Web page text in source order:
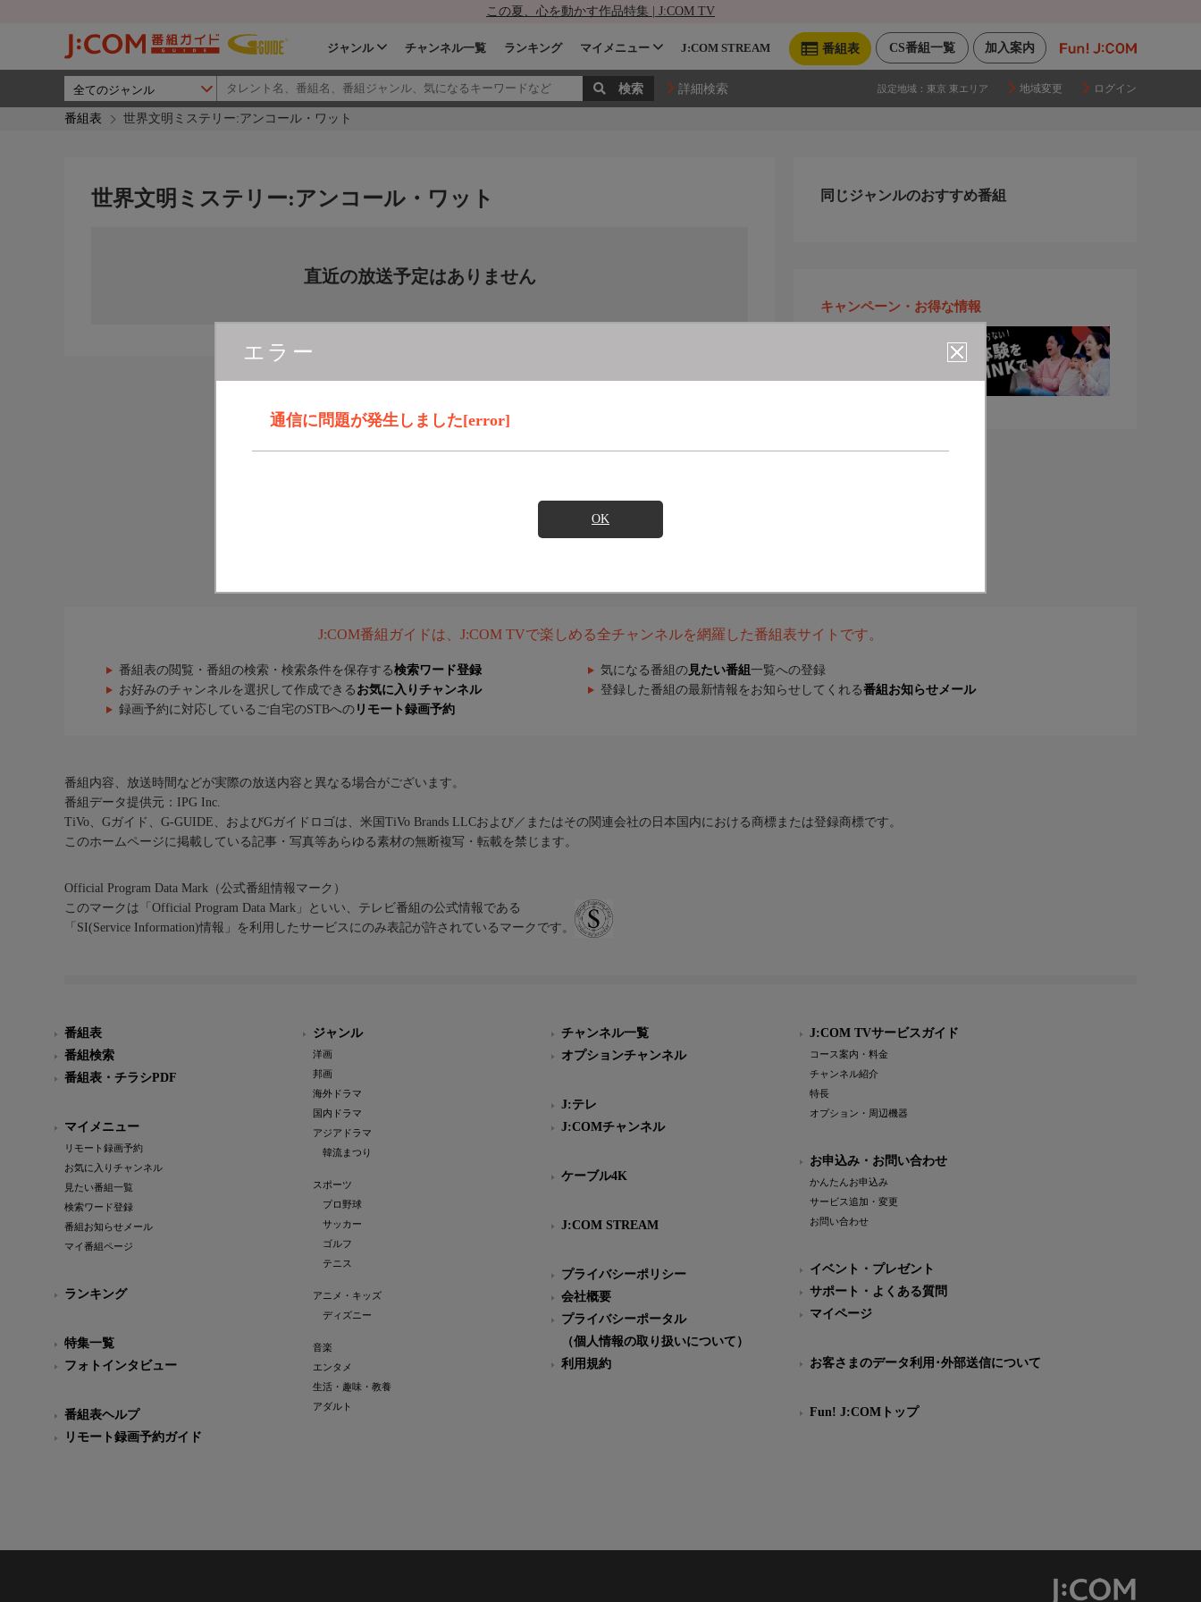
この夏、心を動かす作品特集 | J:COM TV
加入案内
CS番組一覧
番組表
ジャンル チャンネル一覧 ランキング マイメニュー J:COM STREAM
詳細検索 設定地域： 東京 東エリア 地域変更 ログイン
番組表 世界文明ミステリー:アンコール・ワット
エラー
通信に問題が発生しました[error]
OK
世界文明ミステリー:アンコール・ワット
直近の放送予定はありません
同じジャンルのおすすめ番組
キャンペーン・お得な情報
J:COM番組ガイドは、J:COM TVで楽しめる全チャンネルを網羅した番組表サイトです。
番組表の閲覧・番組の検索・検索条件を保存する検索ワード登録 気になる番組の 見たい番組 一覧への登録
お好みのチャンネルを選択して作成できる お気に入りチャンネル 登録した番組の最新情報をお知らせしてくれる番組お知らせメール
録画予約に対応しているご自宅のSTBへの リモート録画予約
番組内容、放送時間などが実際の放送内容と異なる場合がございます。
番組データ提供元：IPG Inc.
TiVo、Gガイド、G-GUIDE、およびGガイドロゴは、米国TiVo Brands LLCおよび／またはその関連会社の日本国内における商標または登録商標です。
このホームページに掲載している記事・写真等あらゆる素材の無断複写・転載を禁じます。
Official Program Data Mark（公式番組情報マーク）
このマークは「Official Program Data Mark」といい、テレビ番組の公式情報である
「SI(Service Information)情報」を利用したサービスにのみ表記が許されているマークです。
番組表
番組検索
番組表・チラシPDF
マイメニュー
リモート録画予約
お気に入りチャンネル
見たい番組一覧
検索ワード登録
番組お知らせメール
マイ番組ページ
ランキング
特集一覧
フォトインタビュー
番組表ヘルプ
リモート録画予約ガイド
ジャンル
洋画
邦画
海外ドラマ
国内ドラマ
アジアドラマ
韓流まつり
スポーツ
プロ野球
サッカー
ゴルフ
テニス
アニメ・キッズ
ディズニー
音楽
エンタメ
生活・趣味・教養
アダルト
チャンネル一覧
オプションチャンネル
J:テレ
J:COMチャンネル
ケーブル4K
J:COM STREAM
プライバシーポリシー
会社概要
プライバシーポータル
（個人情報の取り扱いについて）
利用規約
J:COM TVサービスガイド
コース案内・料金
チャンネル紹介
特長
オプション・周辺機器
お申込み・お問い合わせ
かんたんお申込み
サービス追加・変更
お問い合わせ
イベント・プレゼント
サポート・よくある質問
マイページ
お客さまのデータ利用･外部送信について
Fun! J:COMトップ